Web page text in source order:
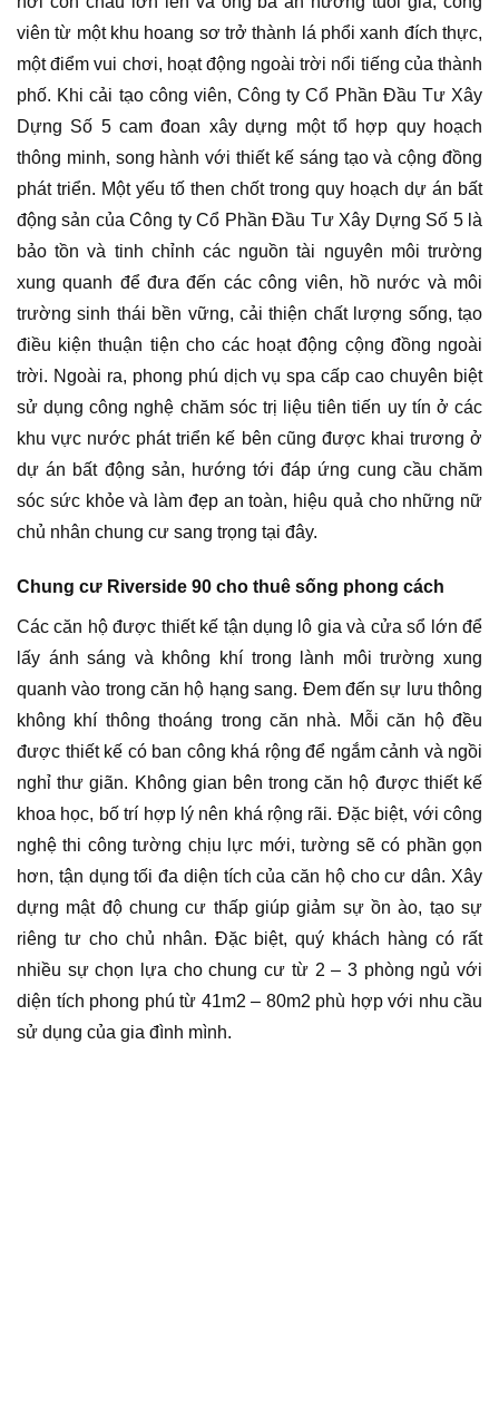
viên từ một khu hoang sơ trở thành lá phổi xanh đích thực,
một điểm vui chơi, hoạt động ngoài trời nổi tiếng của thành
phố. Khi cải tạo công viên, Công ty Cổ Phần Đầu Tư Xây
Dựng Số 5 cam đoan xây dựng một tổ hợp quy hoạch
thông minh, song hành với thiết kế sáng tạo và cộng đồng
phát triển. Một yếu tố then chốt trong quy hoạch dự án bất
động sản của Công ty Cổ Phần Đầu Tư Xây Dựng Số 5 là
bảo tồn và tinh chỉnh các nguồn tài nguyên môi trường
xung quanh để đưa đến các công viên, hồ nước và môi
trường sinh thái bền vững, cải thiện chất lượng sống, tạo
điều kiện thuận tiện cho các hoạt động cộng đồng ngoài
trời. Ngoài ra, phong phú dịch vụ spa cấp cao chuyên biệt
sử dụng công nghệ chăm sóc trị liệu tiên tiến uy tín ở các
khu vực nước phát triển kế bên cũng được khai trương ở
dự án bất động sản, hướng tới đáp ứng cung cầu chăm
sóc sức khỏe và làm đẹp an toàn, hiệu quả cho những nữ
chủ nhân chung cư sang trọng tại đây.
Chung cư Riverside 90 cho thuê sống phong cách
Các căn hộ được thiết kế tận dụng lô gia và cửa sổ lớn để
lấy ánh sáng và không khí trong lành môi trường xung
quanh vào trong căn hộ hạng sang. Đem đến sự lưu thông
không khí thông thoáng trong căn nhà. Mỗi căn hộ đều
được thiết kế có ban công khá rộng để ngắm cảnh và ngồi
nghỉ thư giãn. Không gian bên trong căn hộ được thiết kế
khoa học, bố trí hợp lý nên khá rộng rãi. Đặc biệt, với công
nghệ thi công tường chịu lực mới, tường sẽ có phần gọn
hơn, tận dụng tối đa diện tích của căn hộ cho cư dân. Xây
dựng mật độ chung cư thấp giúp giảm sự ồn ào, tạo sự
riêng tư cho chủ nhân. Đặc biệt, quý khách hàng có rất
nhiều sự chọn lựa cho chung cư từ 2 – 3 phòng ngủ với
diện tích phong phú từ 41m2 – 80m2 phù hợp với nhu cầu
sử dụng của gia đình mình.